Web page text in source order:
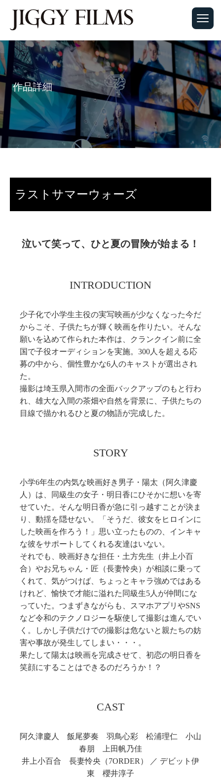
作品詳細
ラストサマーウォーズ
泣いて笑って、ひと夏の冒険が始まる！
INTRODUCTION
少子化で小学生主役の実写映画が少なくなった今だ
からこそ、子供たちが輝く映画を作りたい。そんな
願いを込めて作られた本作は、クランクイン前に全
国で子役オーディションを実施。300人を超える応
募の中から、個性豊かな6人のキャストが選出され
た。
撮影は埼玉県入間市の全面バックアップのもと行わ
れ、雄大な入間の茶畑や自然を背景に、子供たちの
目線で描かれるひと夏の物語が完成した。
STORY
小学6年生の内気な映画好き男子・陽太（阿久津慶
人）は、同級生の女子・明日香にひそかに想いを寄
せていた。そんな明日香が急に引っ越すことが決ま
り、動揺を隠せない。「そうだ、彼女をヒロインに
した映画を作ろう！」思い立ったものの、インキャ
な彼をサポートしてくれる友達はいない。
それでも、映画好きな担任・土方先生（井上小百
合）やお兄ちゃん・匠（長妻怜央）が相談に乗って
くれて、気がつけば、ちょっとキャラ強めではある
けれど、愉快で才能に溢れた同級生5人が仲間にな
っていた。つまずきながらも、スマホアプリやSNS
など令和のテクノロジーを駆使して撮影は進んでい
く。しかし子供だけでの撮影は危ないと親たちの妨
害や事故が発生してしまい・・・。
果たして陽太は映画を完成させて、初恋の明日香を
笑顔にすることはできるのだろうか！？
CAST
阿久津慶人 飯尾夢奏 羽鳥心彩 松浦理仁 小山
春朋 上田帆乃佳
井上小百合 長妻怜央（7ORDER） ／ デビット伊
東 櫻井淳子